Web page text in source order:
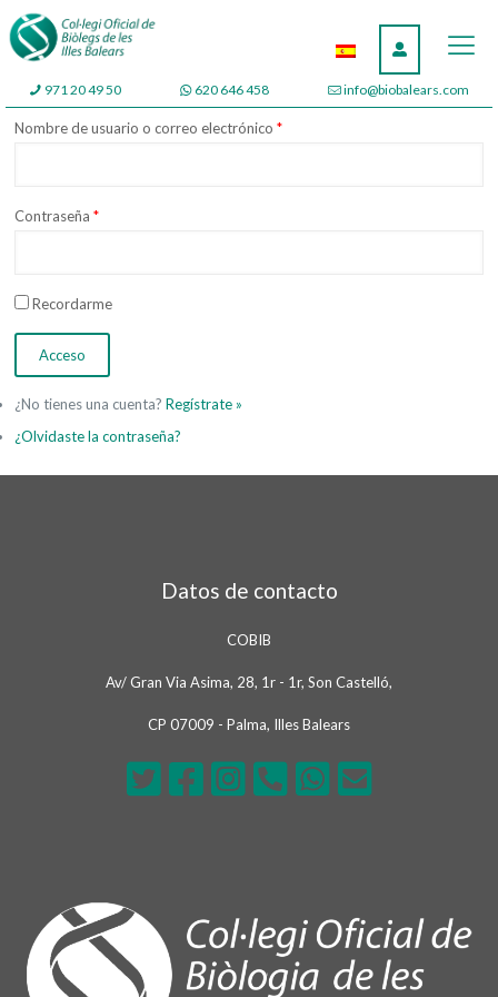
971 20 49 50 620 646 458 info@biobalears.com
Nombre de usuario o correo electrónico*
Contraseña*
Recordarme
¿No tienes una cuenta?Regístrate »
¿Olvidaste la contraseña?
Datos de contacto
COBIB
Av/ Gran Via Asima, 28, 1r - 1r, Son Castelló,
CP 07009 - Palma, Illes Balears